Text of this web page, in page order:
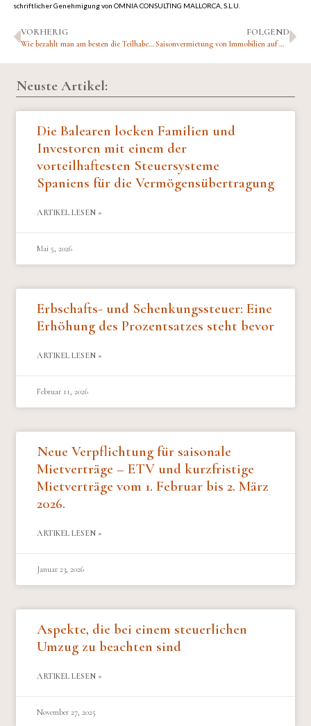
schriftlicher Genehmigung von OMNIA CONSULTING MALLORCA, S.L.U.
VORHERIG
Wie bezahlt man am besten die Teilhaber eines Unternehmens für Ihre Arbeit? Teil I
FOLGEND
Saisonvermietung von Immobilien auf Mallorca
Neuste Artikel:
Die Balearen locken Familien und
Investoren mit einem der
vorteilhaftesten Steuersysteme
Spaniens für die Vermögensübertragung
ARTIKEL LESEN »
Mai 5, 2026
Erbschafts- und Schenkungssteuer: Eine
Erhöhung des Prozentsatzes steht bevor
ARTIKEL LESEN »
Februar 11, 2026
Neue Verpflichtung für saisonale
Mietverträge – ETV und kurzfristige
Mietverträge vom 1. Februar bis 2. März
2026.
ARTIKEL LESEN »
Januar 23, 2026
Aspekte, die bei einem steuerlichen
Umzug zu beachten sind
ARTIKEL LESEN »
November 27, 2025